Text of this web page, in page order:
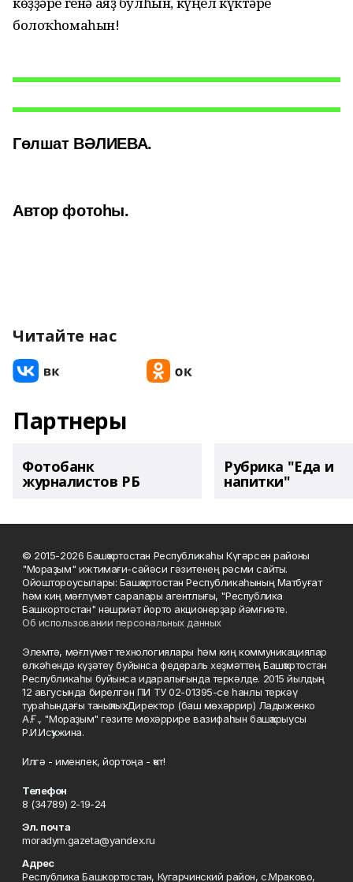
болоҡһомаһын!
Гөлшат ВӘЛИЕВА.
Автор фотоһы.
Читайте нас
Партнеры
Фотобанк
журналистов РБ
Рубрика "Еда и
напитки"
© 2015-2026 Башҡортостан Республикаһы Күгәрсен районы
"Мораҙым" ижтимағи-сәйәси гәзитенең рәсми сайты.
Ойоштороусылары: Башҡортостан Республикаһының Матбуғат
һәм киң мәғлүмәт саралары агентлығы, "Республика
Башкортостан" нәшриәт йорто акционерҙар йәмғиәте.
Об использовании персональных данных
Элемтә, мәғлүмәт технологиялары һәм киң коммуникациялар
өлкәһендә күҙәтеү буйынса федераль хеҙмәттең Башҡортостан
Республикаһы буйынса идаралығында теркәлде. 2015 йылдың
12 авгусында бирелгән ПИ ТУ 02-01395-се һанлы теркәү
тураһындағы таныҡлыҡ. Директор (баш мөхәррир) Ладыженко
А.Ғ., "Мораҙым" гәзите мөхәррире вазифаһын башҡарыусы
Р.И.Исҡужина.
Илгә - именлек, йортоңа - ҡот!
Телефон
8 (34789) 2-19-24
Эл. почта
moradym.gazeta@yandex.ru
Адрес
Республика Башкортостан, Кугарчинский район, с.Мраково,